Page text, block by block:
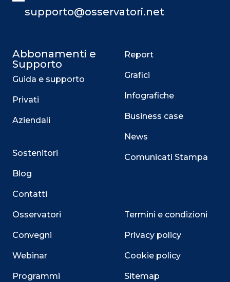
supporto@osservatori.net
Abbonamenti e
Supporto
Guida e supporto
Privati
Aziendali
Sostenitori
Blog
Contatti
Osservatori
Convegni
Webinar
Programmi
Report
Grafici
Infografiche
Business case
News
Comunicati Stampa
Termini e condizioni
Privacy policy
Cookie policy
Sitemap